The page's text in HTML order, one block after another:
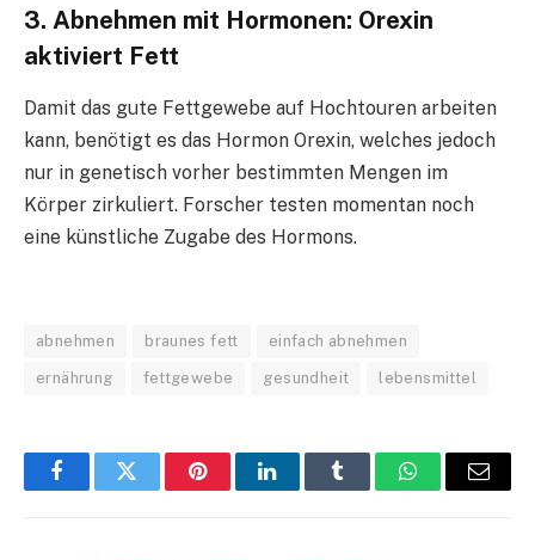
3. Abnehmen mit Hormonen: Orexin
aktiviert Fett
Damit das gute Fettgewebe auf Hochtouren arbeiten
kann, benötigt es das Hormon Orexin, welches jedoch
nur in genetisch vorher bestimmten Mengen im
Körper zirkuliert. Forscher testen momentan noch
eine künstliche Zugabe des Hormons.
abnehmen braunes fett einfach abnehmen
ernährung fettgewebe gesundheit lebensmittel
FacebookTwitter PinterestLinkedInTumblr WhatsAppEmail